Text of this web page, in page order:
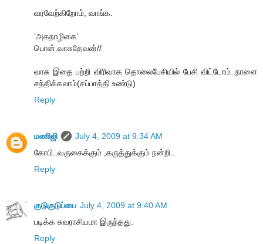
வரவேற்கிறோம், வாங்க.
‘அகநாழிகை‘
பொன்.வாசுதேவன்//
வாசு இதை பற்றி விரிவாக தொலைபேசியில் பேசி விட்டோம்..நாளை
சந்திக்கலாம்(சப்பாத்தி உண்டு)
Reply
மணிஜி
July 4, 2009 at 9:34 AM
கோபி..வருகைக்கும் ,கருத்துக்கும் நன்றி..
Reply
குடுகுடுப்பை July 4, 2009 at 9:40 AM
படிக்க சுவராசியமா இருந்தது.
Reply